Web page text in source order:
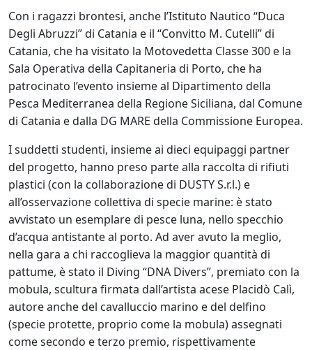
Con i ragazzi brontesi, anche l’Istituto Nautico “Duca
Degli Abruzzi” di Catania e il “Convitto M. Cutelli” di
Catania, che ha visitato la Motovedetta Classe 300 e la
Sala Operativa della Capitaneria di Porto, che ha
patrocinato l’evento insieme al Dipartimento della
Pesca Mediterranea della Regione Siciliana, dal Comune
di Catania e dalla DG MARE della Commissione Europea.
I suddetti studenti, insieme ai dieci equipaggi partner
del progetto, hanno preso parte alla raccolta di rifiuti
plastici (con la collaborazione di DUSTY S.r.l.) e
all’osservazione collettiva di specie marine: è stato
avvistato un esemplare di pesce luna, nello specchio
d’acqua antistante al porto. Ad aver avuto la meglio,
nella gara a chi raccoglieva la maggior quantità di
pattume, è stato il Diving “DNA Divers”, premiato con la
mobula, scultura firmata dall’artista acese Placidò Calì,
autore anche del cavalluccio marino e del delfino
(specie protette, proprio come la mobula) assegnati
come secondo e terzo premio, rispettivamente